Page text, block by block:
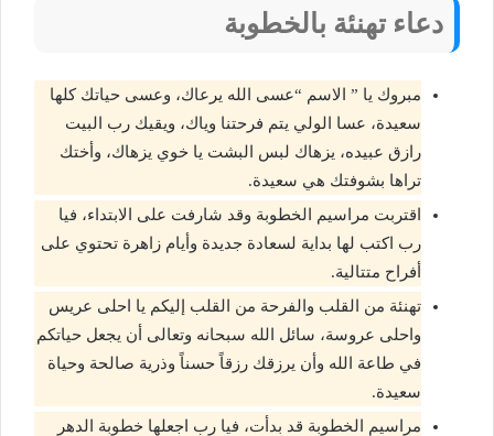
دعاء تهنئة بالخطوبة
مبروك يا ” الاسم “عسى الله يرعاك، وعسى حياتك كلها
سعيدة، عسا الولي يتم فرحتنا وياك، ويقيك رب البيت
رازق عبيده، يزهاك لبس البشت يا خوي يزهاك، وأختك
تراها بشوفتك هي سعيدة.
اقتربت مراسيم الخطوبة وقد شارفت على الابتداء، فيا
رب اكتب لها بداية لسعادة جديدة وأيام زاهرة تحتوي على
أفراح متتالية.
تهنئة من القلب والفرحة من القلب إليكم يا احلى عريس
واحلى عروسة، سائل الله سبحانه وتعالى أن يجعل حياتكم
في طاعة الله وأن يرزقك رزقاً حسناً وذرية صالحة وحياة
سعيدة.
مراسيم الخطوبة قد بدأت، فيا رب اجعلها خطوبة الدهر